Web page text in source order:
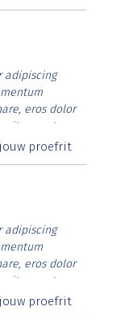
adipiscing
eros dolor
vitae erat.
lorem
proefrit
adipiscing
eros dolor
vitae erat.
lorem
proefrit